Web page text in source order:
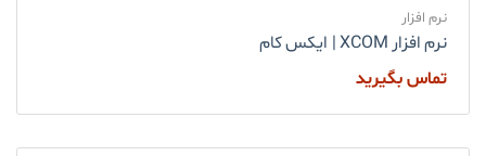
نرم افزار
نرم افزار XCOM | ایکس کام
تماس بگیرید